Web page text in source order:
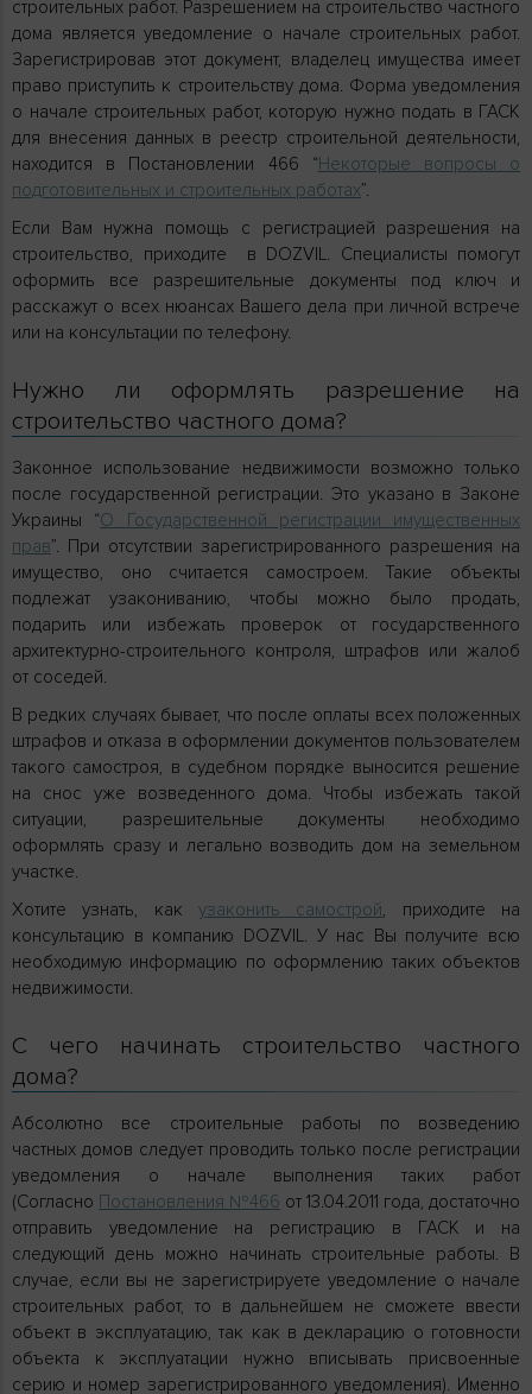
строительных работ. Разрешением на строительство частного
дома является уведомление о начале строительных работ.
Зарегистрировав этот документ, владелец имущества имеет
право приступить к строительству дома. Форма уведомления
о начале строительных работ, которую нужно подать в ГАСК
для внесения данных в реестр строительной деятельности,
находится в Постановлении 466 “Некоторые вопросы о
подготовительных и строительных работах”.
Если Вам нужна помощь с регистрацией разрешения на
строительство, приходите в DOZVIL. Специалисты помогут
оформить все разрешительные документы под ключ и
расскажут о всех нюансах Вашего дела при личной встрече
или на консультации по телефону.
Нужно ли оформлять разрешение на
строительство частного дома?
Законное использование недвижимости возможно только
после государственной регистрации. Это указано в Законе
Украины “О Государственной регистрации имущественных
прав”. При отсутствии зарегистрированного разрешения на
имущество, оно считается самостроем. Такие объекты
подлежат узакониванию, чтобы можно было продать,
подарить или избежать проверок от государственного
архитектурно-строительного контроля, штрафов или жалоб
от соседей.
В редких случаях бывает, что после оплаты всех положенных
штрафов и отказа в оформлении документов пользователем
такого самостроя, в судебном порядке выносится решение
на снос уже возведенного дома. Чтобы избежать такой
ситуации, разрешительные документы необходимо
оформлять сразу и легально возводить дом на земельном
участке.
Хотите узнать, как узаконить самострой, приходите на
консультацию в компанию DOZVIL. У нас Вы получите всю
необходимую информацию по оформлению таких объектов
недвижимости.
С чего начинать строительство частного
дома?
Абсолютно все строительные работы по возведению
частных домов следует проводить только после регистрации
уведомления о начале выполнения таких работ
(Согласно Постановления №466 от 13.04.2011 года, достаточно
отправить уведомление на регистрацию в ГАСК и на
следующий день можно начинать строительные работы. В
случае, если вы не зарегистрируете уведомление о начале
строительных работ, то в дальнейшем не сможете ввести
объект в эксплуатацию, так как в декларацию о готовности
объекта к эксплуатации нужно вписывать присвоенные
серию и номер зарегистрированного уведомления). Именно